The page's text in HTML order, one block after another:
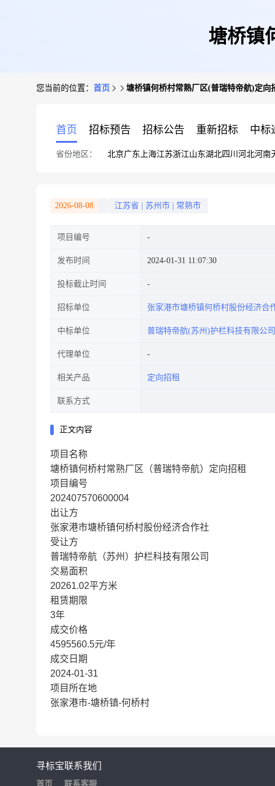
塘桥镇
您当前的位置： 首页 塘桥镇何桥村常熟厂区(普瑞特帝航)定向
首页 招标预告 招标公告 重新招标 中标
省份地区： 北京广东 上海江苏浙江山东湖北四川 河北河南
2026-08-08 江苏省 苏州市 常熟市
项目编号
发布时间 2024-01-31 11:07:30
投标截止时间
招标单位 张家港市塘桥镇何桥村股份经济合
中标单位 普瑞特帝航(苏州)护栏科技有限公司
代理单位
相关产品 定向招租
联系方式
正文内容
项目名称
塘桥镇何桥村常熟厂区（普瑞特帝航）定向招租
项目编号
202407570600004
出让方
张家港市塘桥镇何桥村股份经济合作社
受让方
普瑞特帝航（苏州）护栏科技有限公司
交易面积
20261.02平方米
租赁期限
3年
成交价格
4595560.5元/年
成交日期
2024-01-31
项目所在地
张家港市-塘桥镇-何桥村
寻标宝
首页
联系我们
联系客服